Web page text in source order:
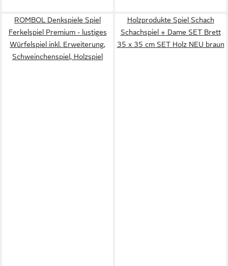
ROMBOL Denkspiele Spiel
Ferkelspiel Premium - lustiges
Würfelspiel inkl. Erweiterung,
Schweinchenspiel, Holzspiel
Holzprodukte Spiel Schach
Schachspiel + Dame SET Brett
35 x 35 cm SET Holz NEU braun